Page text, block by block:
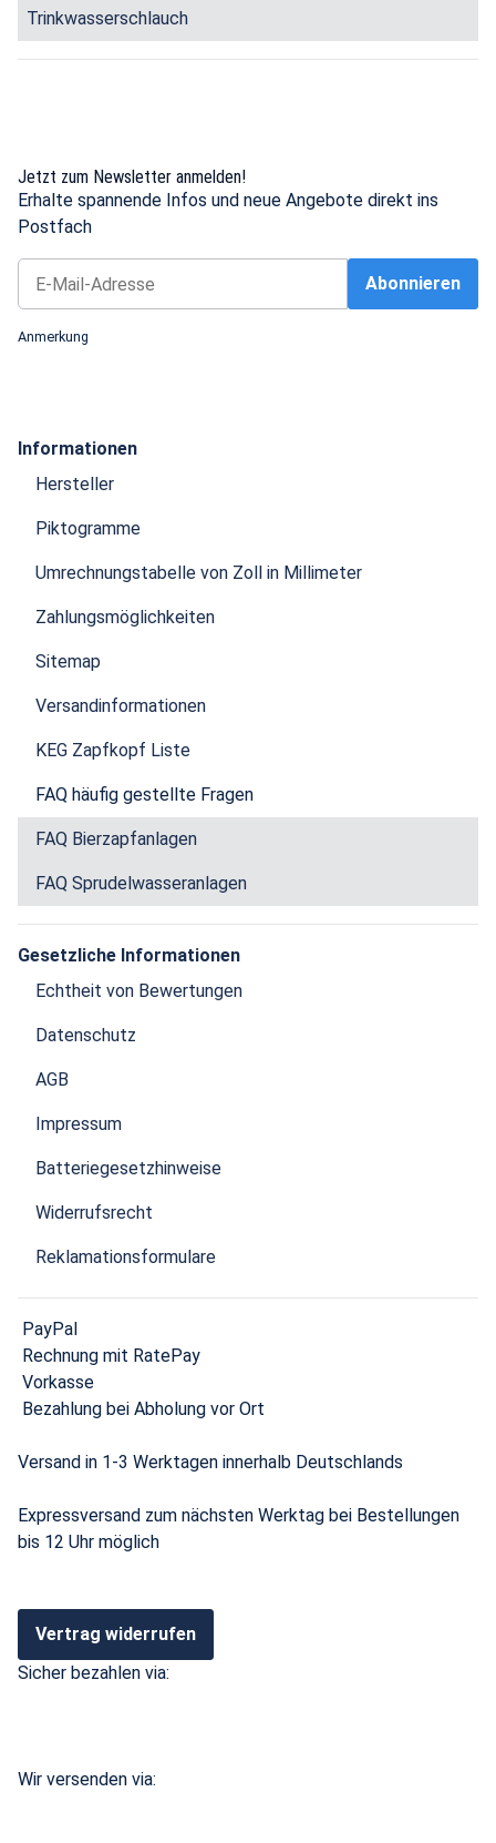
Trinkwasserschlauch
Jetzt zum Newsletter anmelden!
Erhalte spannende Infos und neue Angebote direkt ins
Postfach
Abonnieren
Anmerkung
Informationen
Hersteller
Piktogramme
Umrechnungstabelle von Zoll in Millimeter
Zahlungsmöglichkeiten
Sitemap
Versandinformationen
KEG Zapfkopf Liste
FAQ häufig gestellte Fragen
FAQ Bierzapfanlagen
FAQ Sprudelwasseranlagen
Gesetzliche Informationen
Echtheit von Bewertungen
Datenschutz
AGB
Impressum
Batteriegesetzhinweise
Widerrufsrecht
Reklamationsformulare
PayPal
Rechnung mit RatePay
Vorkasse
Bezahlung bei Abholung vor Ort
Versand in 1-3 Werktagen innerhalb Deutschlands
Expressversand zum nächsten Werktag bei Bestellungen
bis 12 Uhr möglich
Vertrag widerrufen
Sicher bezahlen via:
Wir versenden via: